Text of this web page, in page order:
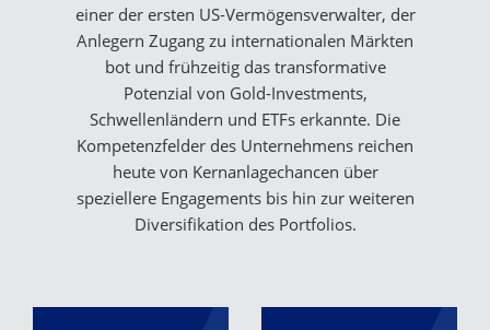
einer der ersten US-Vermögensverwalter, der
Anlegern Zugang zu internationalen Märkten
bot und frühzeitig das transformative
Potenzial von Gold-Investments,
Schwellenländern und ETFs erkannte. Die
Kompetenzfelder des Unternehmens reichen
heute von Kernanlagechancen über
speziellere Engagements bis hin zur weiteren
Diversifikation des Portfolios.